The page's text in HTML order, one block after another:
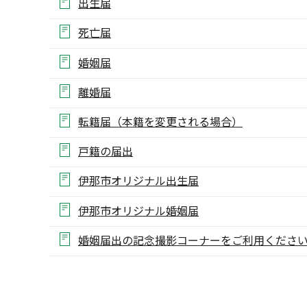
死亡届
婚姻届
離婚届
転籍届（本籍を変更される場合）
戸籍の届出
伊那市オリジナル出生届
伊那市オリジナル婚姻届
婚姻届出の記念撮影コーナーをご利用くださ